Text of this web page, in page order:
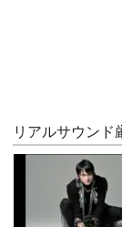
リアルサウンド